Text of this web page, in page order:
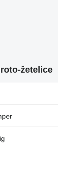
žetelice